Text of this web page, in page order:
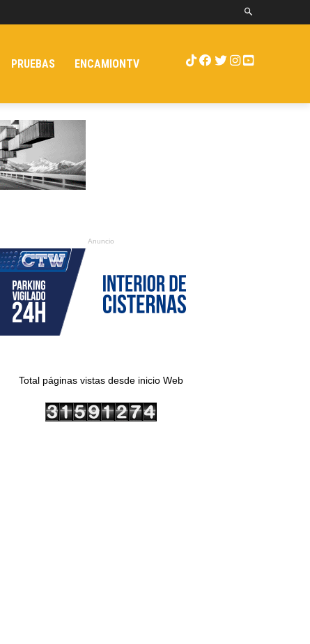
PRUEBAS ENCAMIONTV
Anuncio
Total páginas vistas desde inicio Web